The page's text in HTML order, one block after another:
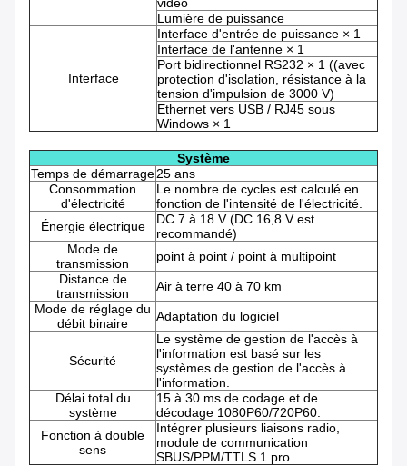
vidéo
Lumière de puissance
Interface
Interface d'entrée de puissance × 1
Interface de l'antenne × 1
Port bidirectionnel RS232 × 1 ((avec
protection d'isolation, résistance à la
tension d'impulsion de 3000 V)
Ethernet vers USB / RJ45 sous
Windows × 1
Système
Temps de démarrage25 ans
Consommation
d'électricité
Le nombre de cycles est calculé en
fonction de l'intensité de l'électricité.
Énergie électrique
DC 7 à 18 V (DC 16,8 V est
recommandé)
Mode de
transmission
point à point / point à multipoint
Distance de
transmission
Air à terre 40 à 70 km
Mode de réglage du
débit binaire
Adaptation du logiciel
Sécurité
Le système de gestion de l'accès à
l'information est basé sur les
systèmes de gestion de l'accès à
l'information.
Délai total du
système
15 à 30 ms de codage et de
décodage 1080P60/720P60.
Fonction à double
sens
Intégrer plusieurs liaisons radio,
module de communication
SBUS/PPM/TTLS 1 pro.